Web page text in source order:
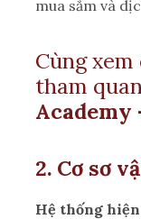
mua sắm và
Cùng
tham
Academy
2. Cơ sơ
Hệ thống